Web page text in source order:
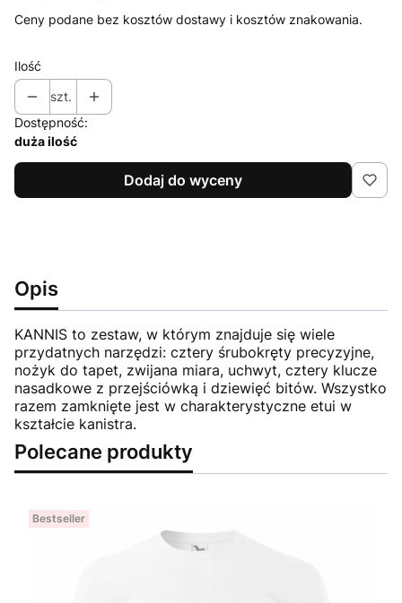
Ceny podane bez kosztów dostawy i kosztów znakowania.
Ilość
szt.
Dostępność:
duża ilość
Dodaj do wyceny
Opis
KANNIS to zestaw, w którym znajduje się wiele
przydatnych narzędzi: cztery śrubokręty precyzyjne,
nożyk do tapet, zwijana miara, uchwyt, cztery klucze
nasadkowe z przejściówką i dziewięć bitów. Wszystko
razem zamknięte jest w charakterystyczne etui w
kształcie kanistra.
Polecane produkty
Bestseller